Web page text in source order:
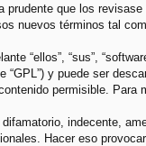
que los
nuevos términos tal
“ellos”, “sus”,
“GPL”) y puede ser
permisible. Para
indecente,
Hacer eso